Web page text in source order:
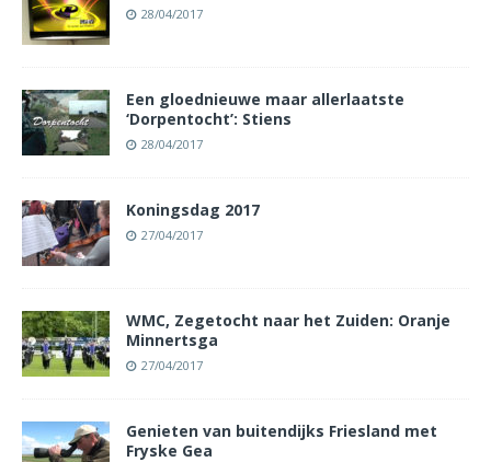
28/04/2017
Een gloednieuwe maar allerlaatste
‘Dorpentocht’: Stiens
28/04/2017
Koningsdag 2017
27/04/2017
WMC, Zegetocht naar het Zuiden: Oranje
Minnertsga
27/04/2017
Genieten van buitendijks Friesland met
Fryske Gea